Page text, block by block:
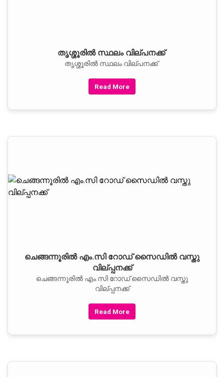
തൃശ്ശൂരിൽ സ്ഥലം വില്പനക്ക്
തൃശ്ശൂരിൽ സ്ഥലം വില്പനക്ക്
Read More
ചെങ്ങന്നൂരില്‍ എം.സി റോഡ് സൈഡില്‍ വസ്തു
വില്പ്പനക്ക്
ചെങ്ങന്നൂരില്‍ എം.സി റോഡ് സൈഡില്‍ വസ്തു
വില്പ്പനക്ക്
Read More